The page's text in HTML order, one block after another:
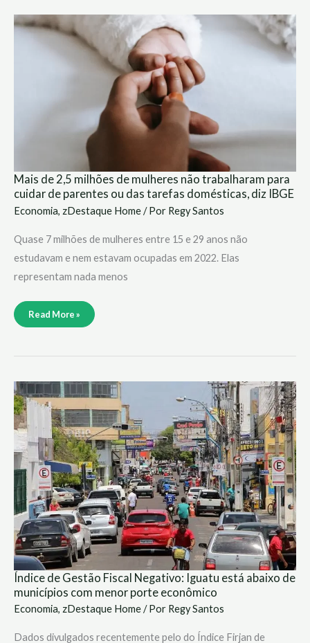
Mais de 2,5 milhões de mulheres não trabalharam para
cuidar de parentes ou das tarefas domésticas, diz IBGE
Economia, zDestaque Home/ Por Regy Santos
Quase 7 milhões de mulheres entre 15 e 29 anos não
estudavam e nem estavam ocupadas em 2022. Elas
representam nada menos
Mais
de
2,5
Read More »
Índice de Gestão Fiscal Negativo: Iguatu está abaixo de
municípios com menor porte econômico
Economia, zDestaque Home/ Por Regy Santos
Dados divulgados recentemente pelo do Índice Firjan de
Índice
de
Gestão
Fiscal
Negativo:
Iguatu
está
abaixo
de
municípios
com
menor
porte
econômico